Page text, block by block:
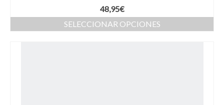
48,95€
SELECCIONAR OPCIONES